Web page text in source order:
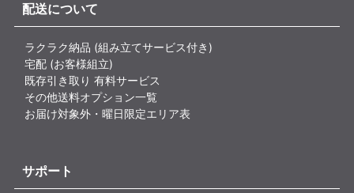
配送について
ラクラク納品 (組み立てサービス付き)
宅配 (お客様組立)
既存引き取り 有料サービス
その他送料オプション一覧
お届け対象外・曜日限定エリア表
サポート